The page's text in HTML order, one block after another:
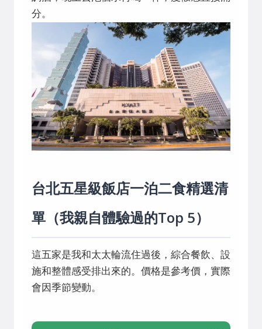
分。
台北五星級飯店一泊二食精選清
單（我親自體驗過的Top 5）
這五家是我和太太輪流住過後，綜合餐飲、設
施和整體感受排出來的。價格是參考價，實際
會因季節變動。